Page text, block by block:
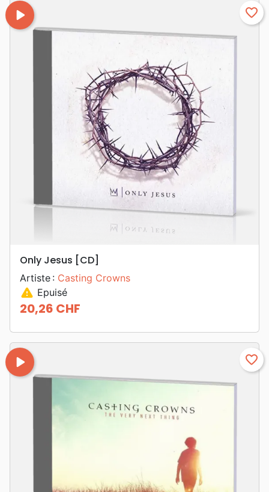
play_arrow favorite_border
Only Jesus [CD]
Artiste : Casting Crowns
warning Epuisé
Prix
20,26 CHF
play_arrow favorite_border